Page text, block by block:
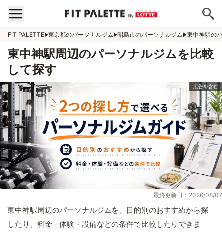
FIT PALETTE 東京都のパーソナルジム 昭島市のパーソナルジム 東中神駅の
東中神駅周辺のパーソナルジムを比較
して探す
最終更新日：2026/08/07
東中神駅周辺のパーソナルジムを、目的別のおすすめから探
したり、料金・体験・設備などの条件で比較したりできま